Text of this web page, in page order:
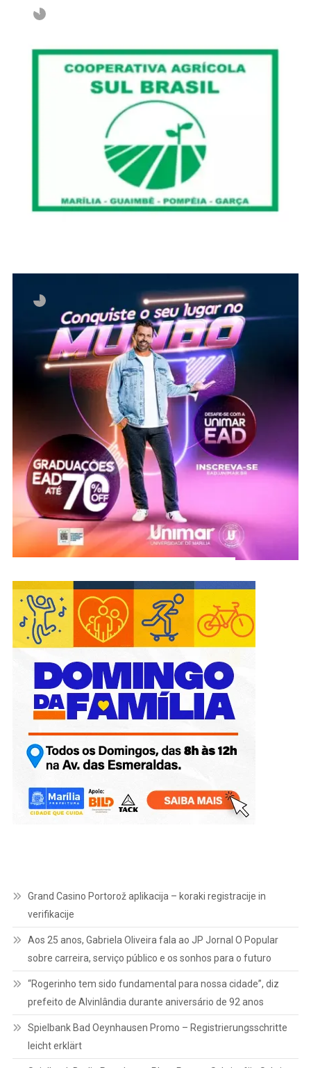
Grand Casino Portorož aplikacija – koraki registracije in
verifikacije
Aos 25 anos, Gabriela Oliveira fala ao JP Jornal O Popular
sobre carreira, serviço público e os sonhos para o futuro
“Rogerinho tem sido fundamental para nossa cidade”, diz
prefeito de Alvinlândia durante aniversário de 92 anos
Spielbank Bad Oeynhausen Promo – Registrierungsschritte
leicht erklärt